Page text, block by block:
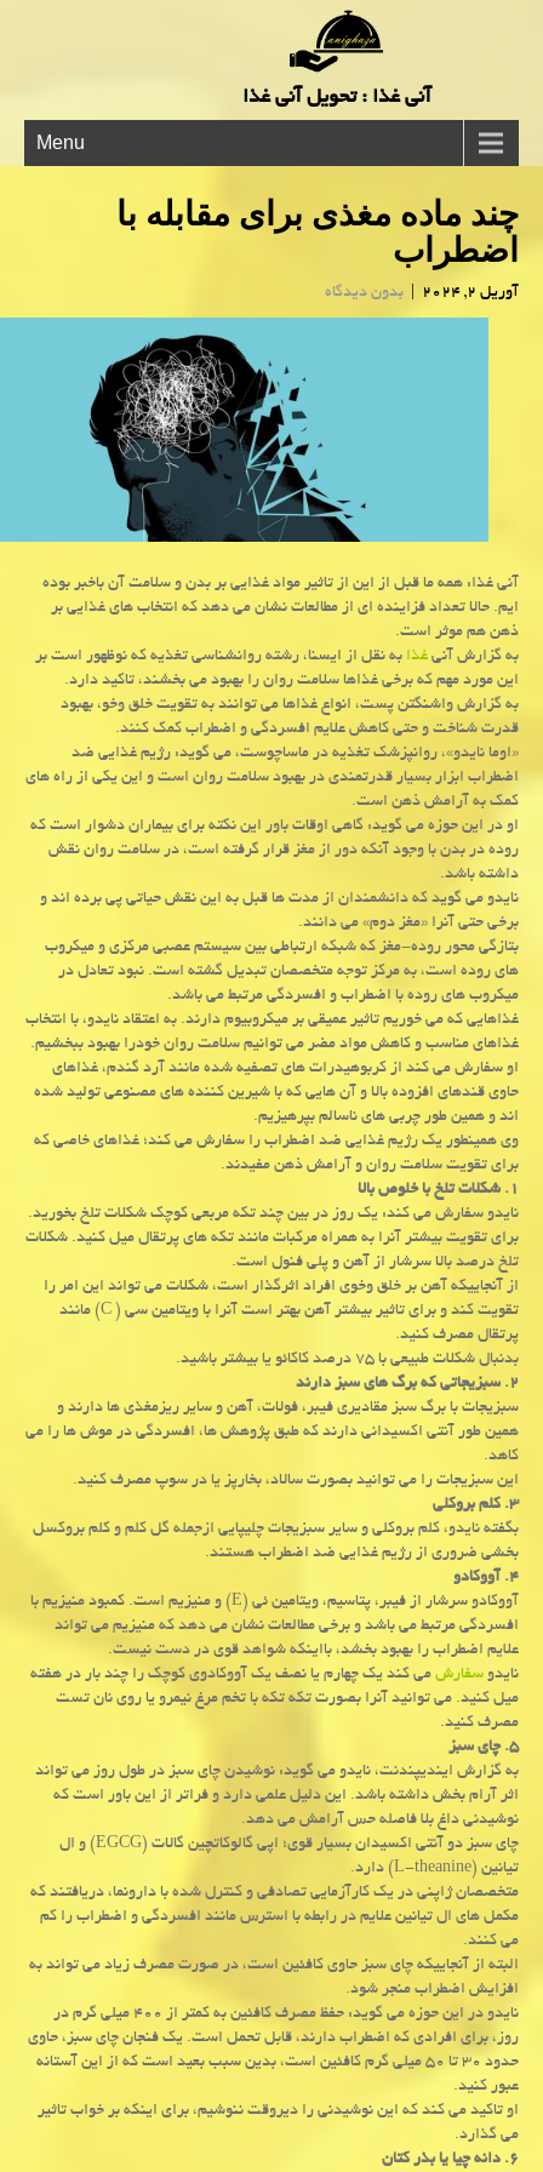
آنی غذا : تحویل آنی غذا
Menu
چند ماده مغذی برای مقابله با
اضطراب
آوریل 2, 2024 | بدون دیدگاه
آنی غذا: همه ما قبل از این از تاثیر مواد غذایی بر بدن و سلامت آن باخبر بوده
ایم. حالا تعداد فزاینده ای از مطالعات نشان می دهد که انتخاب های غذایی بر
ذهن هم موثر است.
به گزارش آنیغذابه نقل از ایسنا، رشته روانشناسی تغذیه که نوظهور است بر
این مورد مهم که برخی غذاها سلامت روان را بهبود می بخشند، تاکید دارد.
به گزارش واشنگتن پست، انواع غذاها می توانند به تقویت خلق وخو، بهبود
قدرت شناخت و حتی کاهش علایم افسردگی و اضطراب کمک کنند.
«اوما نایدو»، روانپزشک تغذیه در ماساچوست، می گوید: رژیم غذایی ضد
اضطراب ابزار بسیار قدرتمندی در بهبود سلامت روان است و این یکی از راه های
کمک به آرامش ذهن است.
او در این حوزه می گوید: گاهی اوقات باور این نکته برای بیماران دشوار است که
روده در بدن با وجود آنکه دور از مغز قرار گرفته است، در سلامت روان نقش
داشته باشد.
نایدو می گوید که دانشمندان از مدت ها قبل به این نقش حیاتی پی برده اند و
برخی حتی آنرا «مغز دوم» می دانند.
بتازگی محور روده-مغز که شبکه ارتباطی بین سیستم عصبی مرکزی و میکروب
های روده است، به مرکز توجه متخصصان تبدیل گشته است. نبود تعادل در
میکروب های روده با اضطراب و افسردگی مرتبط می باشد.
غذاهایی که می خوریم تاثیر عمیقی بر میکروبیوم دارند. به اعتقاد نایدو، با انتخاب
غذاهای مناسب و کاهش مواد مضر می توانیم سلامت روان خودرا بهبود ببخشیم.
او سفارش می کند از کربوهیدرات های تصفیه شده مانند آرد گندم، غذاهای
حاوی قندهای افزوده بالا و آن هایی که با شیرین کننده های مصنوعی تولید شده
اند و همین طور چربی های ناسالم بپرهیزیم.
وی همینطور یک رژیم غذایی ضد اضطراب را سفارش می کند؛ غذاهای خاصی که
برای تقویت سلامت روان و آرامش ذهن مفیدند.
۱. شکلات تلخ با خلوص بالا
نایدو سفارش می کند: یک روز در بین چند تکه مربعی کوچک شکلات تلخ بخورید.
برای تقویت بیشتر آنرا به همراه مرکبات مانند تکه های پرتقال میل کنید. شکلات
تلخ درصد بالا سرشار از آهن و پلی فنول است.
از آنجاییکه آهن بر خلق وخوی افراد اثرگذار است، شکلات می تواند این امر را
تقویت کند و برای تاثیر بیشتر آهن بهتر است آنرا با ویتامین سی ( C) مانند
پرتقال مصرف کنید.
بدنبال شکلات طبیعی با ۷۵ درصد کاکائو یا بیشتر باشید.
۲. سبزیجاتی که برگ های سبز دارند
سبزیجات با برگ سبز مقادیری فیبر، فولات، آهن و سایر ریزمغذی ها دارند و
همین طور آنتی اکسیدانی دارند که طبق پژوهش ها، افسردگی در موش ها را می
کاهد.
این سبزیجات را می توانید بصورت سالاد، بخارپز یا در سوپ مصرف کنید.
۳. کلم بروکلی
بگفته نایدو، کلم بروکلی و سایر سبزیجات چلیپایی ازجمله گل کلم و کلم بروکسل
بخشی ضروری از رژیم غذایی ضد اضطراب هستند.
۴. آووکادو
آووکادو سرشار از فیبر، پتاسیم، ویتامین ئی (E) و منیزیم است. کمبود منیزیم با
افسردگی مرتبط می باشد و برخی مطالعات نشان می دهد که منیزیم می تواند
علایم اضطراب را بهبود بخشد، بااینکه شواهد قوی در دست نیست.
نایدوسفارشمی کند یک چهارم یا نصف یک آووکادوی کوچک را چند بار در هفته
میل کنید. می توانید آنرا بصورت تکه تکه با تخم مرغ نیمرو یا روی نان تست
مصرف کنید.
۵. چای سبز
به گزارش ایندیپندنت، نایدو می گوید: نوشیدن چای سبز در طول روز می تواند
اثر آرام بخش داشته باشد. این دلیل علمی دارد و فراتر از این باور است که
نوشیدنی داغ بلا فاصله حس آرامش می دهد.
چای سبز دو آنتی اکسیدان بسیار قوی؛ اپی گالوکاتچین گالات (EGCG) و ال
تیانین (L-theanine) دارد.
متخصصان ژاپنی در یک کارآزمایی تصادفی و کنترل شده با دارونما، دریافتند که
مکمل های ال تیانین علایم در رابطه با استرس مانند افسردگی و اضطراب را کم
می کنند.
البته از آنجاییکه چای سبز حاوی کافئین است، در صورت مصرف زیاد می تواند به
افزایش اضطراب منجر شود.
نایدو در این حوزه می گوید: حفظ مصرف کافئین به کمتر از ۴۰۰ میلی گرم در
روز، برای افرادی که اضطراب دارند، قابل تحمل است. یک فنجان چای سبز، حاوی
حدود ۳۰ تا ۵۰ میلی گرم کافئین است، بدین سبب بعید است که از این آستانه
عبور کنید.
او تاکید می کند که این نوشیدنی را دیروقت ننوشیم، برای اینکه بر خواب تاثیر
می گذارد.
۶. دانه چیا یا بذر کتان